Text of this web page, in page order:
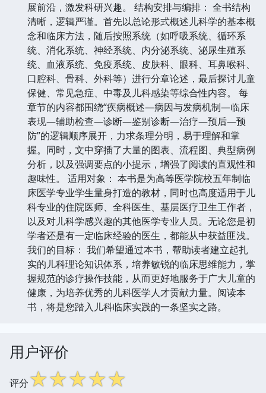
展前沿，激发科研兴趣。 结构安排与编排： 全书结构
清晰，逻辑严谨。首先以总论形式概述儿科学的基本概
念和临床方法，随后按照系统（如呼吸系统、循环系
统、消化系统、神经系统、内分泌系统、泌尿生殖系
统、血液系统、免疫系统、皮肤科、眼科、耳鼻喉科、
口腔科、骨科、外科等）进行分章论述，最后探讨儿童
保健、常见急症、中毒及儿科感染等综合性内容。 每
章节的内容都围绕“疾病概述—病因与发病机制—临床
表现—辅助检查—诊断—鉴别诊断—治疗—预后—预
防”的逻辑顺序展开，力求条理分明，易于理解和掌
握。同时，文中穿插了大量的图表、流程图、典型病例
分析，以及强调要点的小提示，增强了阅读的直观性和
趣味性。 适用对象： 本书是为高等医学院校五年制临
床医学专业学生量身打造的教材，同时也高度适用于儿
科专业的住院医师、全科医生、基层医疗卫生工作者，
以及对儿科学感兴趣的其他医学专业人员。无论您是初
学者还是有一定临床经验的医生，都能从中获益匪浅。
我们的目标： 我们希望通过本书，帮助读者建立起扎
实的儿科理论知识体系，培养敏锐的临床思维能力，掌
握规范的诊疗操作技能，从而更好地服务于广大儿童的
健康，为培养优秀的儿科医学人才贡献力量。阅读本
书，将是您踏入儿科临床实践的一条坚实之路。
用户评价
评分☆☆☆☆☆